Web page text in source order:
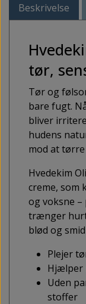
Beskrivelse
tør,
Tør og
bare fugt.
bliver
hudens
mod at
Hvedekim
creme, som
og voksne –
trænger
blød og
Plejer
Hjælper
Uden
stoffer